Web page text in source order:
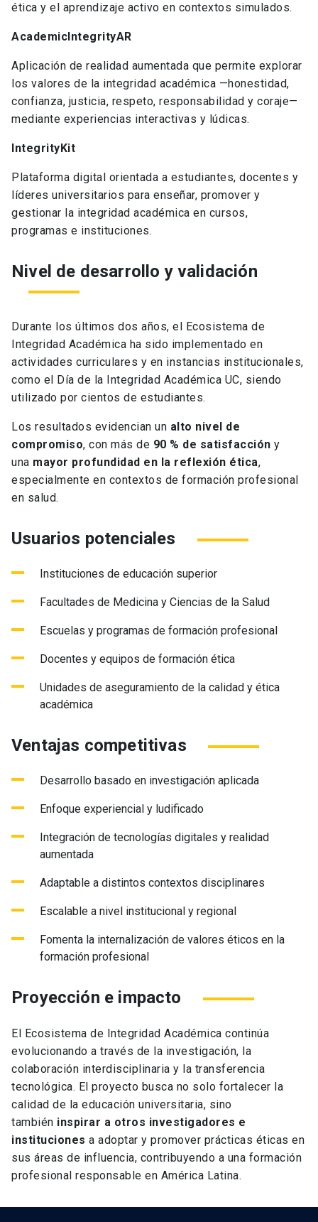
ética y el aprendizaje activo en contextos simulados.
AcademicIntegrityAR
Aplicación de realidad aumentada que permite explorar
los valores de la integridad académica —honestidad,
confianza, justicia, respeto, responsabilidad y coraje—
mediante experiencias interactivas y lúdicas.
IntegrityKit
Plataforma digital orientada a estudiantes, docentes y
líderes universitarios para enseñar, promover y
gestionar la integridad académica en cursos,
programas e instituciones.
Nivel de desarrollo y validación
Durante los últimos dos años, el Ecosistema de
Integridad Académica ha sido implementado en
actividades curriculares y en instancias institucionales,
como el Día de la Integridad Académica UC, siendo
utilizado por cientos de estudiantes.
Los resultados evidencian un alto nivel de
compromiso, con más de 90 % de satisfacción y
una mayor profundidad en la reflexión ética,
especialmente en contextos de formación profesional
en salud.
Usuarios potenciales
Instituciones de educación superior
Facultades de Medicina y Ciencias de la Salud
Escuelas y programas de formación profesional
Docentes y equipos de formación ética
Unidades de aseguramiento de la calidad y ética
académica
Ventajas competitivas
Desarrollo basado en investigación aplicada
Enfoque experiencial y ludificado
Integración de tecnologías digitales y realidad
aumentada
Adaptable a distintos contextos disciplinares
Escalable a nivel institucional y regional
Fomenta la internalización de valores éticos en la
formación profesional
Proyección e impacto
El Ecosistema de Integridad Académica continúa
evolucionando a través de la investigación, la
colaboración interdisciplinaria y la transferencia
tecnológica. El proyecto busca no solo fortalecer la
calidad de la educación universitaria, sino
también inspirar a otros investigadores e
instituciones a adoptar y promover prácticas éticas en
sus áreas de influencia, contribuyendo a una formación
profesional responsable en América Latina.